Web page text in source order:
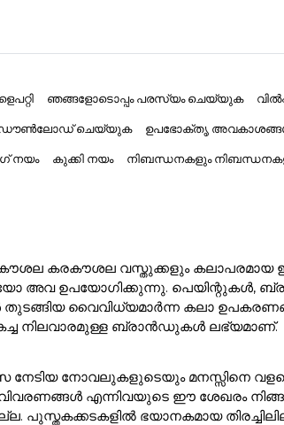
ഞങ്ങളോടൊപ്പം പരസ്യം ചെയ്യുക
ഡൗൺലോഡ് ചെയ്യുക ഉപഭോക്തൃ
നയം കുക്കി നയം നിബന്ധനകളും
കരകൗശല വസ്തുക്കളും
അവ ഉപയോഗിക്കുന്നു. പെയിന്റുകൾ,
തുടങ്ങിയ വൈവിധ്യമാർന്ന കലാ
നിലവാരമുള്ള ബ്രാൻഡുകൾ ലഭ്യമാണ്.
നോവലുകളുടെയും മനസ്സിനെ
എന്നിവയുടെ ഈ ശേഖരം
ഭയാനകമായ